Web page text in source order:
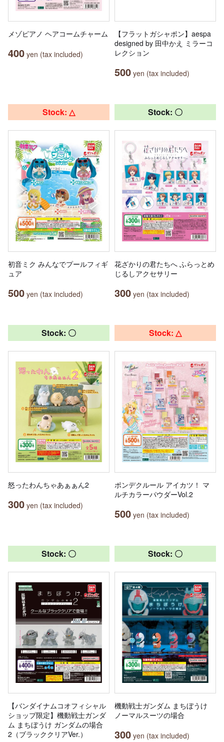
メゾピアノ ヘアコームチャーム
400 yen (tax included)
【フラットガシャポン】aespa
designed by 田中かえ ミラーコ
レクション
500 yen (tax included)
Stock: △
初音ミク みんなでプールフィギ
ュア
500 yen (tax included)
Stock: 〇
花ざかりの君たちへ ふらっとめ
じるしアクセサリー
300 yen (tax included)
Stock: 〇
怒ったわんちゃあぁぁん2
300 yen (tax included)
Stock: △
ポンデクルール アイカツ！ マ
ルチカラーパウダーVol.2
500 yen (tax included)
Stock: 〇
【バンダイナムコオフィシャル
ショップ限定】機動戦士ガンダ
ム まちぼうけ ガンダムの場合
2（ブラッククリアVer.）
Stock: 〇
機動戦士ガンダム まちぼうけ
ノーマルスーツの場合
300 yen (tax included)